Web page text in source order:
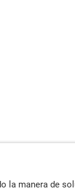
la manera de